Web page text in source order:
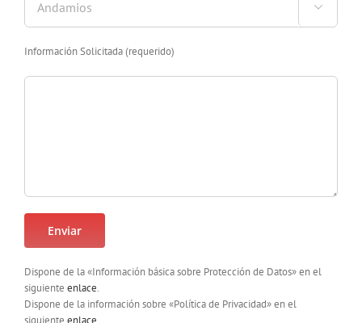

Información Solicitada (requerido)
Dispone de la «Información básica sobre Protección de Datos» en el
siguiente enlace.
Dispone de la información sobre «Política de Privacidad» en el
siguiente enlace